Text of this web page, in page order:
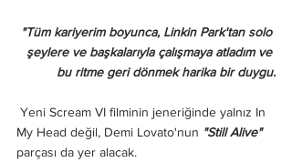
şeylere ve başkalarıyla çalışmaya atladım ve
bu ritme geri dönmek harika bir duygu.
My Head değil, Demi Lovato'nun "Still Alive"
parçası da yer alacak.